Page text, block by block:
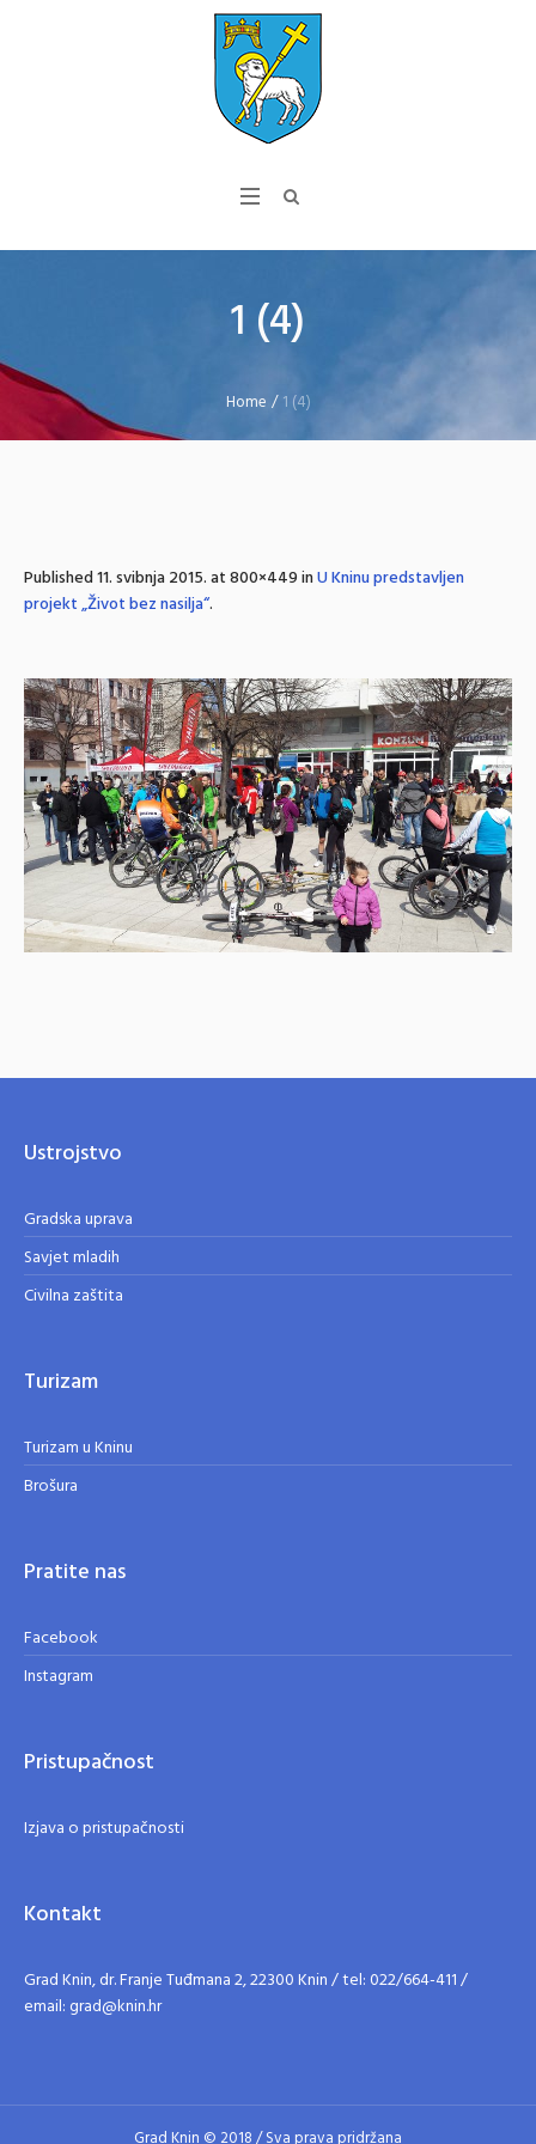
1 (4)
Home /1 (4)
Published11. svibnja 2015.at 800×449 inU Kninu predstavljen
projekt „Život bez nasilja“.
Ustrojstvo
Gradska uprava
Savjet mladih
Civilna zaštita
Turizam
Turizam u Kninu
Brošura
Pratite nas
Facebook
Instagram
Pristupačnost
Izjava o pristupačnosti
Kontakt
Grad Knin, dr. Franje Tuđmana 2, 22300 Knin / tel: 022/664-411 /
email: grad@knin.hr
Grad Knin © 2018 / Sva prava pridržana